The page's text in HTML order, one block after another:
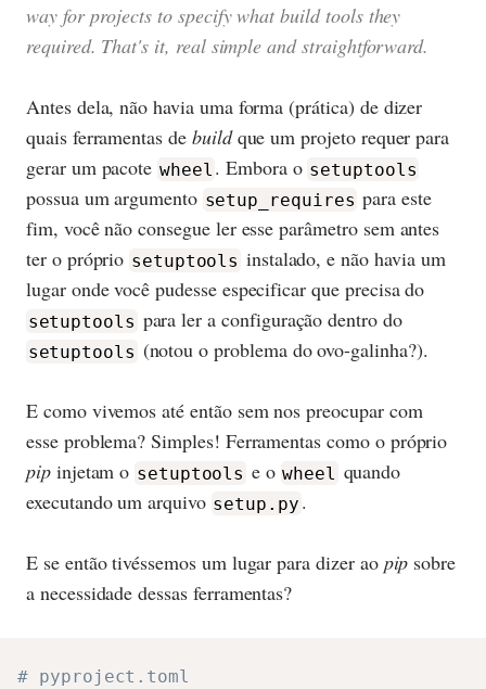
way for projects to specify what build tools they
required. That's it, real simple and straightforward.
Antes dela, não havia uma forma (prática) de dizer
quais ferramentas de buildque um projeto requer para
gerar um pacote wheel . Embora o setuptools
possua um argumento setup_requires para este
fim, você não consegue ler esse parâmetro sem antes
ter o próprio setuptools instalado, e não havia um
lugar onde você pudesse especificar que precisa do
setuptools para ler a configuração dentro do
setuptools (notou o problema do ovo-galinha?).
E como vivemos até então sem nos preocupar com
esse problema? Simples! Ferramentas como o próprio
pipinjetam o setuptools e o wheel quando
executando um arquivo setup.py .
E se então tivéssemos um lugar para dizer ao pip sobre
a necessidade dessas ferramentas?
# pyproject.toml